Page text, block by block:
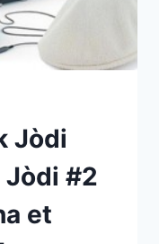
Jòdi
Jòdi #2
et